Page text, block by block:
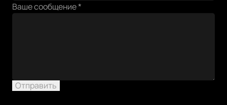
Ваше сообщение*
Отправить